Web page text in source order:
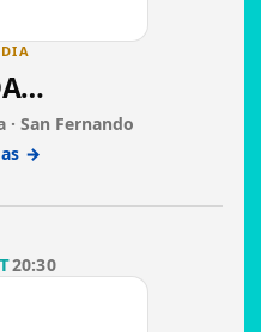
San Fernando
→
20:30